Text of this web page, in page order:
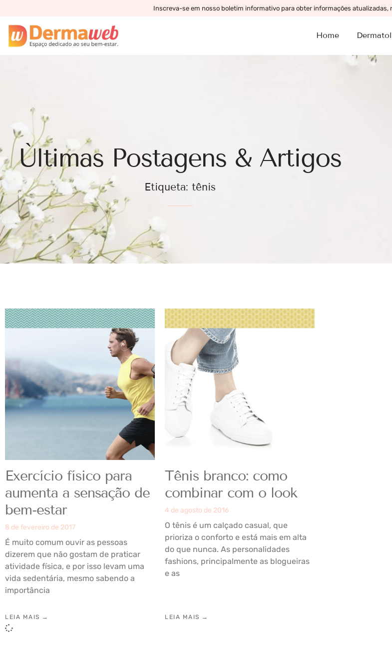
Inscreva-se em nosso boletim informativo para obter informações atualizadas,
Home
Ùltimas Postagens & Artigos
Etiqueta: tênis
Exercício físico para
aumenta a sensação de
bem-estar
8 de fevereiro de 2017
É muito comum ouvir as pessoas
dizerem que não gostam de praticar
atividade física, e por isso levam uma
vida sedentária, mesmo sabendo a
importância
LEIA MAIS →
Tênis branco: como
combinar com o look
4 de agosto de 2016
O tênis é um calçado casual, que
prioriza o conforto e está mais em alta
do que nunca. As personalidades
fashions, principalmente as blogueiras
e as
LEIA MAIS →